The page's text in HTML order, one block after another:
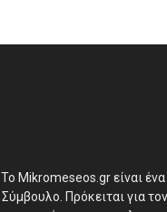
Το Mikromeseos.gr είναι
Σύμβουλο. Πρόκειται για